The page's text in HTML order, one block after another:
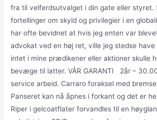
fra til velferdsutvalget i din gate eller styret.
fortellinger om skyld og privilegier i en
har ofte bevidnet at hvis jeg enten var
advokat ved en høj ret, ville jeg stedse
intet i mine prædikener eller aktioner skulle
bevæge til latter. VÅR GARANTI ​ ​ 2år –
service arbeid. Carraro foraksel med
Panseret kan nå åpnes i forkant og det er
Riper i gelcoatflater forvandles til en